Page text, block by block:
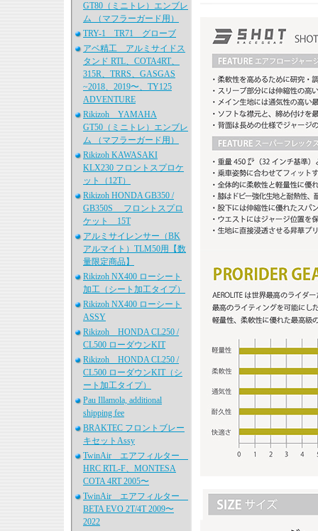
GT80（ミニトレ）エンブレ
ム （マフラーガード用）
TRY-1 TR71 グローブ
アベ精工 アルミサイドス
タンド RTL、COTA4RT、
315R、TRRS、GASGAS
~2018、2019〜、TY125
ADVENTURE
Rikizoh YAMAHA
GT50（ミニトレ）エンブレ
ム （マフラーガード用）
Rikizoh KAWASAKI
KLX230 フロントスプロケ
ット（12T）
Rikizoh HONDA GB350 /
GB350S フロントスプロ
ケット 15T
アルミサイレンサー（BK
アルマイト）TLM50用【数
量限定商品】
Rikizoh NX400 ローシート
加工（シート加工タイプ）
Rikizoh NX400 ローシート
ASSY
Rikizoh HONDA CL250 /
CL500 ローダウンKIT
Rikizoh HONDA CL250 /
CL500 ローダウンKIT（シ
ート加工タイプ）
Pau Illamola, additional
shipping fee
BRAKTEC フロントブレー
キセットAssy
TwinAir エアフィルター
HRC RTL-F、MONTESA
COTA 4RT 2005〜
TwinAir エアフィルター
BETA EVO 2T/4T 2009〜
2022